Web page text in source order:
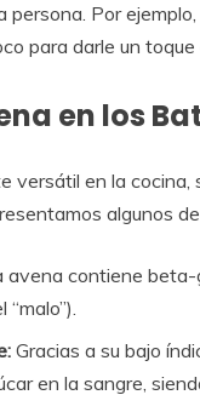
Por
para darle un
en los
versátil en la
algunos
avena contiene beta-
Gracias a su bajo
en la sangre,